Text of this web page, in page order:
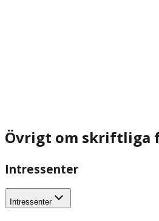
Övrigt om skriftliga
Intressenter
Intressenter